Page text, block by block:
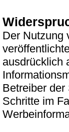
Der Nutzung
ausdrücklich
Betreiber
Schritte im